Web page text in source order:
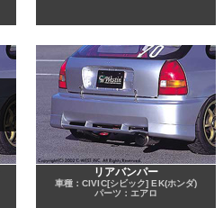
リアバンパー
車種：CIVIC[シビック] EK(ホンダ)
パーツ：エアロ